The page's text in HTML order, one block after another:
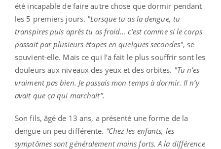
été incapable de faire autre chose que dormir pendant
les 5 premiers jours. "Lorsque tu as la dengue, tu
transpires puis après tu as froid… c’est comme si le corps
passait par plusieurs étapes en quelques secondes", se
souvient-elle. Mais ce qui l’a fait le plus souffrir sont les
douleurs aux niveaux des yeux et des orbites. "Tu n’es
vraiment pas bien. Je passais mon temps à dormir. Il n’y
avait que ça qui marchait”.
Son fils, âgé de 13 ans, a présenté une forme de la
dengue un peu différente. “Chez les enfants, les
symptômes sont généralement moins forts. A la différence